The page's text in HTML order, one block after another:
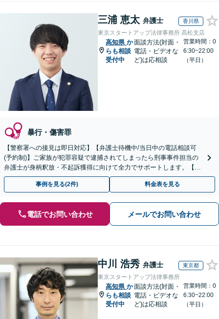
三浦 恵太 弁護士 香川県
東京スタートアップ法律事務所 高松支店
高知県 か
らも相談
受付中
面談方法(対面・
電話・ビデオな
ど)は応相談
営業時間：0
6:30~22:00
（平日）
暴行・傷害罪
【警察署への接見は即日対応】【弁護士待機中/当日中の電話相談可
(予約制)】ご家族が犯罪容疑で逮捕されてしまったら刑事事件担当の
弁護士が身柄釈放・不起訴獲得に向けて全力でサポートします。【毎
月100名以上の相談実績】【四国エリア全域対応】
事例を見る(2件) 料金表を見る
電話でお問い合わせ メールでお問い合わせ
中川 浩秀 弁護士 東京都
東京スタートアップ法律事務所
高知県 か
らも相談
受付中
面談方法(対面・
電話・ビデオな
ど)は応相談
営業時間：0
6:30~22:00
（平日）